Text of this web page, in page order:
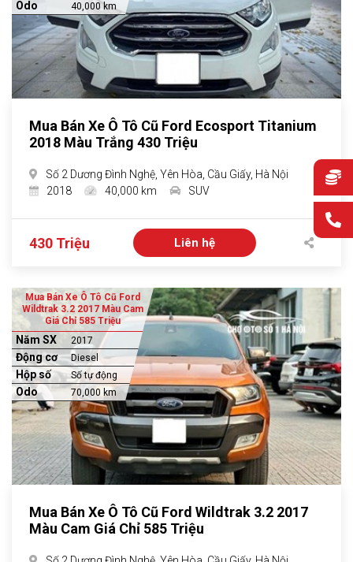
Odo 40,000 km
Mua Bán Xe Ô Tô Cũ Ford Ecosport Titanium
2018 Màu Trắng 430 Triệu
Số 2 Dương Đình Nghệ, Yên Hòa, Cầu Giấy, Hà Nội
2018
40,000 km SUV
430 Triệu Liên hệ
Mua Bán Xe Ô Tô Cũ Ford
Wildtrak 3.2 2017 Màu Cam
Giá Chỉ 585 Triệu
Năm SX 2017
Động cơ Diesel
Hộp số Số tự động
Odo 70,000 km
Mua Bán Xe Ô Tô Cũ Ford Wildtrak 3.2 2017
Màu Cam Giá Chỉ 585 Triệu